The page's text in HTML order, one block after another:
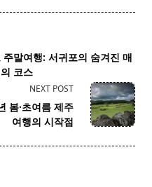
말여행: 서귀포의 숨겨진 매
코스
NEXT POST
봄·초여름 제주
여행의 시작점